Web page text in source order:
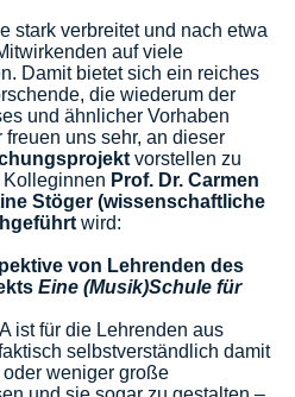
stark verbreitet und nach etwa
auf viele
Damit bietet sich ein reiches
die wiederum der
und ähnlicher Vorhaben
uns sehr, an dieser
vorstellen zu
Kolleginnen Prof. Dr. Carmen
Stöger (wissenschaftliche
wird:
von Lehrenden des
Eine (Musik)Schule für
ist für die Lehrenden aus
selbstverständlich damit
weniger große